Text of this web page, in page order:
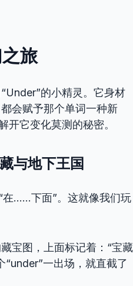
旅
的小精灵。它身材
会赋予那个单词一种新
开它变化莫测的秘密。
与地下王国
……下面”。这就像我们玩
宝图，上面标记着：“宝藏
一出场，就直截了